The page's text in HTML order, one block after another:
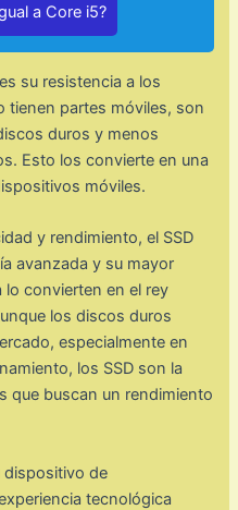
a Core i5?
su resistencia a los
tienen partes móviles, son
duros y menos
Esto los convierte en una
móviles.
y rendimiento, el SSD
avanzada y su mayor
lo convierten en el rey
los discos duros
especialmente en
los SSD son la
que buscan un rendimiento
dispositivo de
tecnológica